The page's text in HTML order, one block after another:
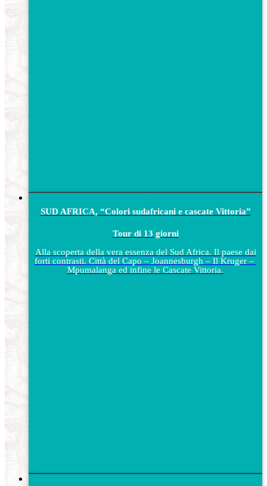
SUD AFRICA, “Colori sudafricani e cascate Vittoria”
Tour di 13 giorni
Alla scoperta della vera essenza del Sud Africa. Il paese dai
forti contrasti. Città del Capo – Joannesburgh – Il Kruger –
Mpumalanga ed infine le Cascate Vittoria.